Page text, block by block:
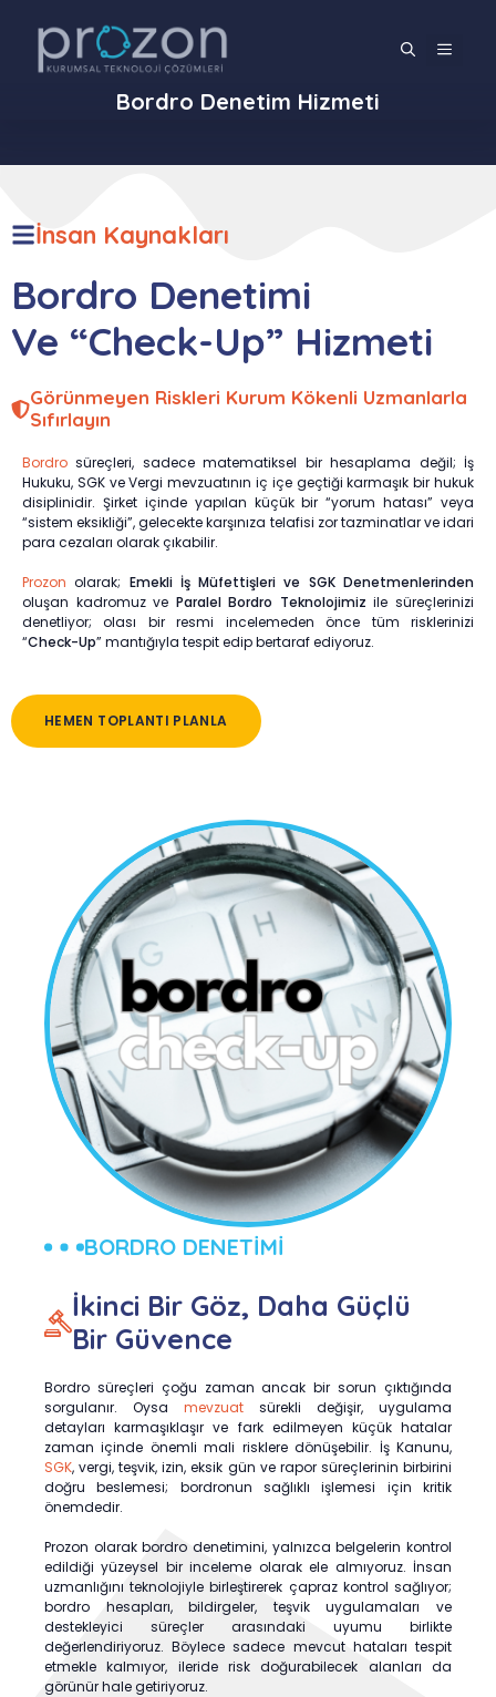
MENÜ
Bordro Denetim Hizmeti
İnsan Kaynakları
Bordro Denetimi
Ve “Check-Up” Hizmeti
Görünmeyen Riskleri Kurum Kökenli Uzmanlarla
Sıfırlayın
Bordro süreçleri, sadece matematiksel bir hesaplama değil; İş
Hukuku, SGK ve Vergi mevzuatının iç içe geçtiği karmaşık bir hukuk
disiplinidir. Şirket içinde yapılan küçük bir “yorum hatası” veya
“sistem eksikliği”, gelecekte karşınıza telafisi zor tazminatlar ve idari
para cezaları olarak çıkabilir.
Prozon olarak; Emekli İş Müfettişleri ve SGK Denetmenlerinden
oluşan kadromuz ve Paralel Bordro Teknolojimiz ile süreçlerinizi
denetliyor; olası bir resmi incelemeden önce tüm risklerinizi
“Check-Up” mantığıyla tespit edip bertaraf ediyoruz.
HEMEN TOPLANTI PLANLA
BORDRO DENETİMİ
İkinci Bir Göz, Daha Güçlü
Bir Güvence
Bordro süreçleri çoğu zaman ancak bir sorun çıktığında
sorgulanır. Oysa mevzuat sürekli değişir, uygulama
detayları karmaşıklaşır ve fark edilmeyen küçük hatalar
zaman içinde önemli mali risklere dönüşebilir. İş Kanunu,
SGK, vergi, teşvik, izin, eksik gün ve rapor süreçlerinin birbirini
doğru beslemesi; bordronun sağlıklı işlemesi için kritik
önemdedir.
Prozon olarak bordro denetimini, yalnızca belgelerin kontrol
edildiği yüzeysel bir inceleme olarak ele almıyoruz. İnsan
uzmanlığını teknolojiyle birleştirerek çapraz kontrol sağlıyor;
bordro hesapları, bildirgeler, teşvik uygulamaları ve
destekleyici süreçler arasındaki uyumu birlikte
değerlendiriyoruz. Böylece sadece mevcut hataları tespit
etmekle kalmıyor, ileride risk doğurabilecek alanları da
görünür hale getiriyoruz.